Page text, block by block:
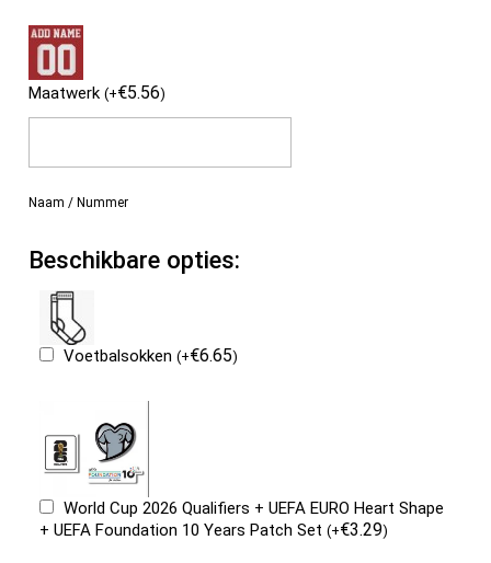
Maatwerk(+€5.56)
Naam / Nummer
Beschikbare opties:
Voetbalsokken(+€6.65)
World Cup 2026 Qualifiers + UEFA EURO Heart Shape
+ UEFA Foundation 10 Years Patch Set(+€3.29)